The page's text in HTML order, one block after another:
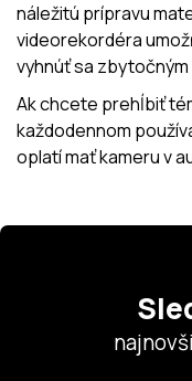
náležitú prípravu
videorekordéra
vyhnúť sa
Ak chcete prehĺbiť
každodennom
oplatí mať kameru v